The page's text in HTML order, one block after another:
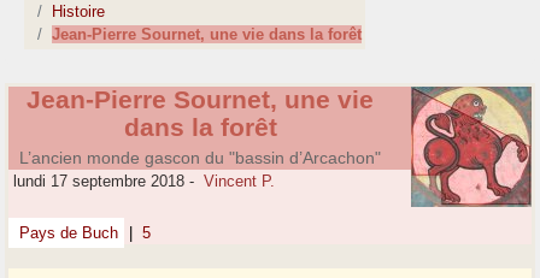
Histoire
Jean-Pierre Sournet, une vie dans la forêt
Jean-Pierre Sournet, une vie
dans la forêt
L’ancien monde gascon du "bassin d’Arcachon"
lundi 17 septembre 2018 - Vincent P.
Pays de Buch 5